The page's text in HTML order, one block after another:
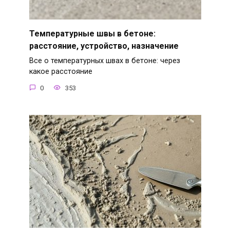
Температурные швы в бетоне:
расстояние, устройство, назначение
Все о температурных швах в бетоне: через
какое расстояние
0 353